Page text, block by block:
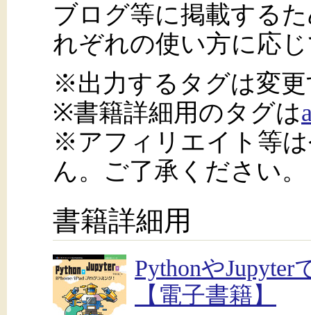
ブログ等に掲載する
れぞれの使い方に応
※出力するタグは変
※書籍詳細用のタグは
※アフィリエイト等
ん。ご了承ください。
書籍詳細用
PythonやJupyter
【電子書籍】